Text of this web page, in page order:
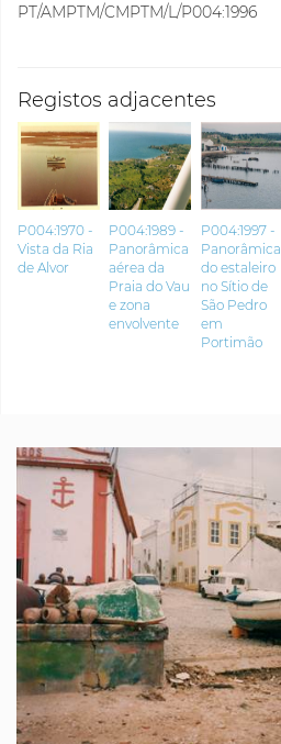
PT/AMPTM/CMPTM/L/P004:1996
Registos adjacentes
P004:1970 -
Vista da Ria
de Alvor
P004:1989 -
Panorâmica
aérea da
Praia do Vau
e zona
envolvente
P004:1997 -
Panorâmica
do estaleiro
no Sítio de
São Pedro
em
Portimão